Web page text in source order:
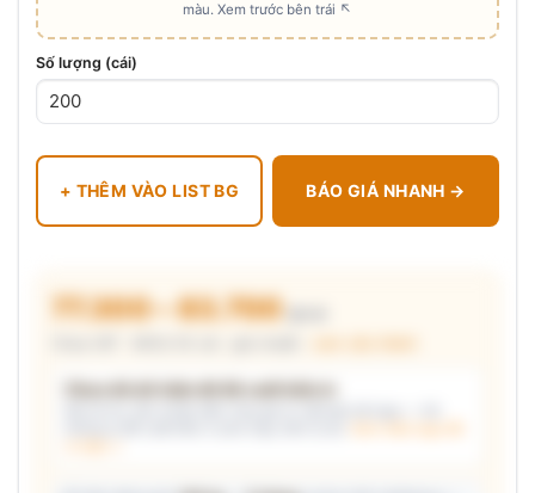
màu. Xem trước bên trái ↖
Số lượng (cái)
+ THÊM VÀO LIST BG BÁO GIÁ NHANH →
77.300 – 83.700